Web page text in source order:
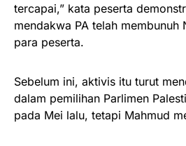
tercapai,” kata peserta
mendakwa PA telah membunuh
para peserta.
Sebelum ini, aktivis itu turut
dalam pemilihan Parlimen
pada Mei lalu, tetapi Mahmud